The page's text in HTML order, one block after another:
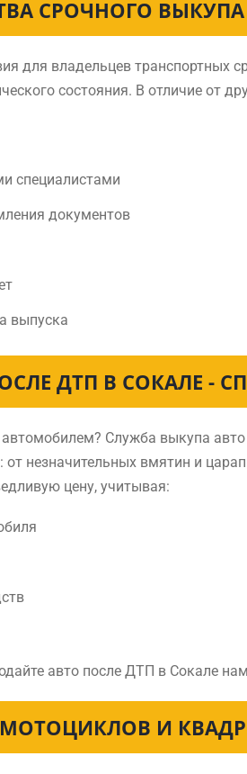
СРОЧНОГО
для владельцев транспортных
состояния. В отличие от
специалистами
документов
выпуска
ДТП В СОКАЛЕ -
Служба выкупа
незначительных вмятин и
цену, учитывая:
авто после ДТП в Сокале
И